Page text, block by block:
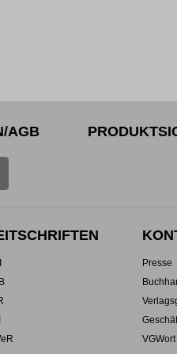
AGB
Presse
VGWort